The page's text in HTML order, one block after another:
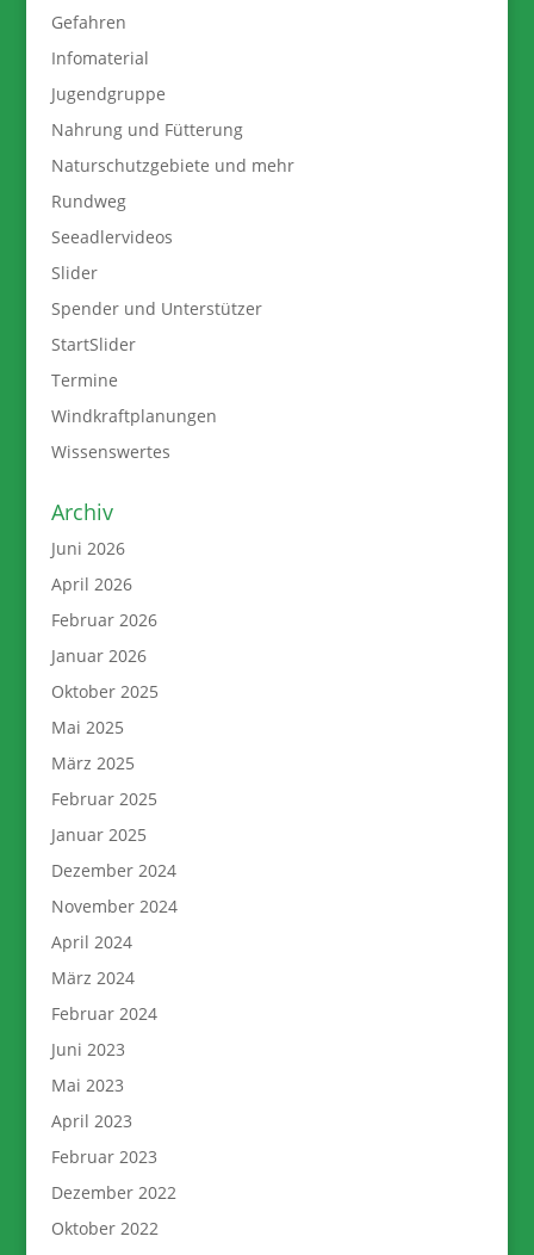
Gefahren
Infomaterial
Jugendgruppe
Nahrung und Fütterung
Naturschutzgebiete und mehr
Rundweg
Seeadlervideos
Slider
Spender und Unterstützer
StartSlider
Termine
Windkraftplanungen
Wissenswertes
Archiv
Juni 2026
April 2026
Februar 2026
Januar 2026
Oktober 2025
Mai 2025
März 2025
Februar 2025
Januar 2025
Dezember 2024
November 2024
April 2024
März 2024
Februar 2024
Juni 2023
Mai 2023
April 2023
Februar 2023
Dezember 2022
Oktober 2022